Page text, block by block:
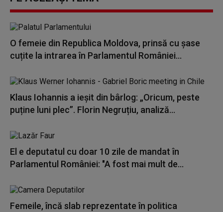
O femeie din Republica Moldova, prinsă cu șase
cuțite la intrarea în Parlamentul României...
Klaus Iohannis a ieșit din bârlog: „Oricum, peste
puține luni plec”. Florin Negruțiu, analiză...
El e deputatul cu doar 10 zile de mandat în
Parlamentul României: "A fost mai mult de...
Femeile, încă slab reprezentate în politica